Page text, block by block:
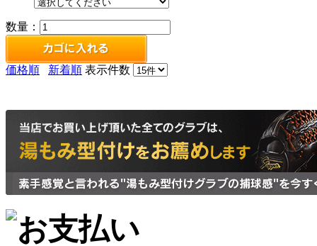
数量：
価格順 新着順 表示件数